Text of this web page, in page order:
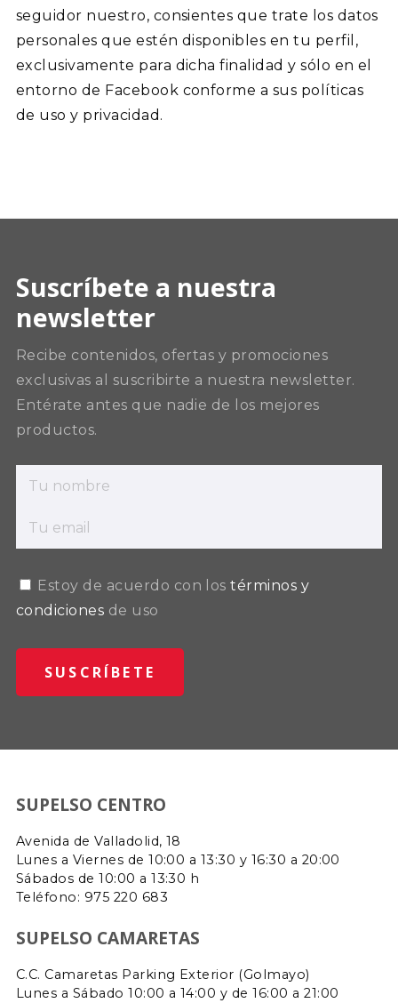
seguidor nuestro, consientes que trate los datos
personales que estén disponibles en tu perfil,
exclusivamente para dicha finalidad y sólo en el
entorno de Facebook conforme a sus políticas
de uso y privacidad.
Suscríbete a nuestra
newsletter
Recibe contenidos, ofertas y promociones
exclusivas al suscribirte a nuestra newsletter.
Entérate antes que nadie de los mejores
productos.
Estoy de acuerdo con lostérminos y
condiciones de uso
SUPELSO CENTRO
Avenida de Valladolid, 18
Lunes a Viernes de 10:00 a 13:30 y 16:30 a 20:00
Sábados de 10:00 a 13:30 h
Teléfono: 975 220 683
SUPELSO CAMARETAS
C.C. Camaretas Parking Exterior (Golmayo)
Lunes a Sábado 10:00 a 14:00 y de 16:00 a 21:00